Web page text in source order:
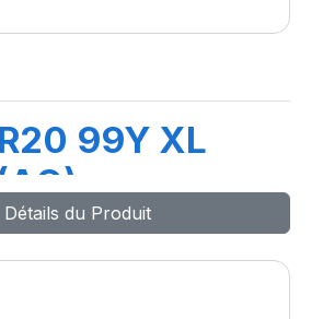
99Y XL
Détails du Produit